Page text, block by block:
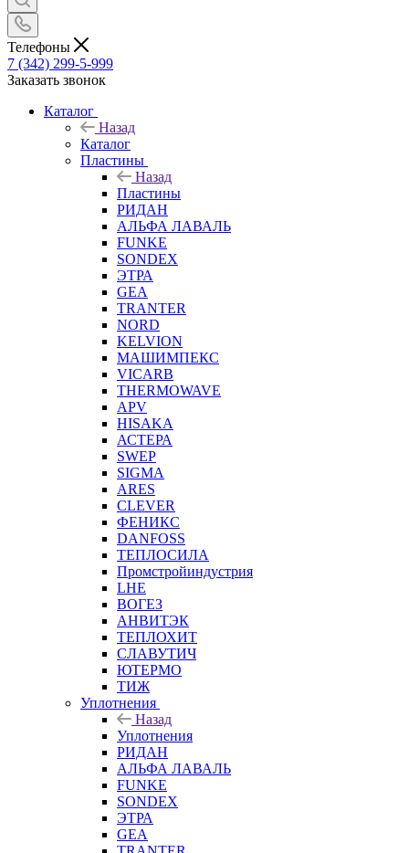
Телефоны
7 (342) 299-5-999
Заказать звонок
Каталог
Назад
Каталог
Пластины
Назад
Пластины
РИДАН
АЛЬФА ЛАВАЛЬ
FUNKE
SONDEX
ЭТРА
GEA
TRANTER
NORD
KELVION
МАШИМПЕКС
VICARB
THERMOWAVE
APV
HISAKA
АСТЕРА
SWEP
SIGMA
ARES
CLEVER
ФЕНИКС
DANFOSS
ТЕПЛОСИЛА
Промстройиндустрия
LHE
ВОГЕЗ
АНВИТЭК
ТЕПЛОХИТ
СЛАВУТИЧ
ЮТЕРМО
ТИЖ
Уплотнения
Назад
Уплотнения
РИДАН
АЛЬФА ЛАВАЛЬ
FUNKE
SONDEX
ЭТРА
GEA